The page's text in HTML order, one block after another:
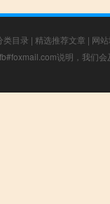
类目录 | 精选推荐文章 | 网
说明，我们会